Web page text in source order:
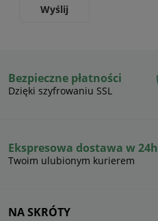
Wyślij
Bezpieczne płatności
Dzięki szyfrowaniu SSL
Ekspresowa dostawa w 24h
Twoim ulubionym kurierem
NA SKRÓTY